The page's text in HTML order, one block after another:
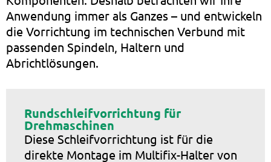
Anwendung immer als Ganzes – und entwickeln
die Vorrichtung im technischen Verbund mit
passenden Spindeln, Haltern und
Abrichtlösungen.
Rundschleifvorrichtung für
Drehmaschinen
Diese Schleifvorrichtung ist für die
direkte Montage im Multifix-Halter von